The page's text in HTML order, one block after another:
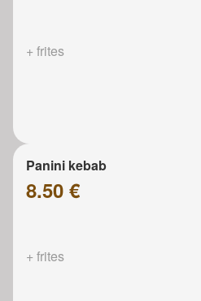
+ frites
Panini kebab
8.50 €
+ frites